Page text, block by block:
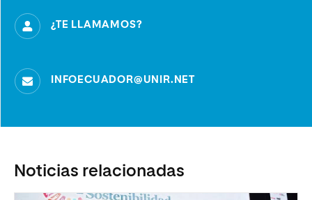
¿TE LLAMAMOS?
INFOECUADOR@UNIR.NET
Noticias relacionadas